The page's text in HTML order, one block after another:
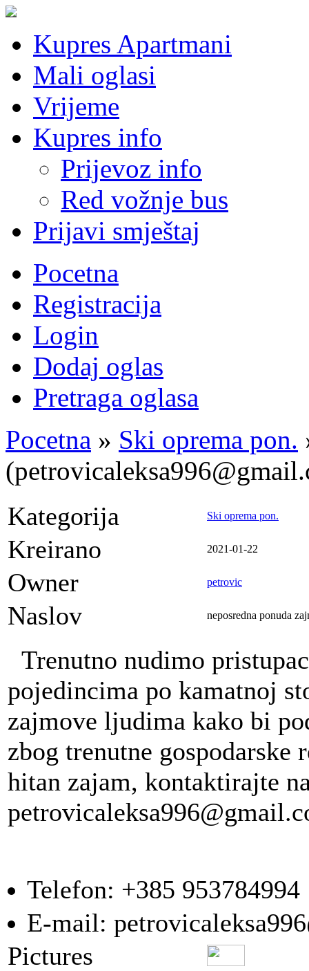
Kupres Apartmani
Mali oglasi
Vrijeme
Kupres info
Prijevoz info
Red vožnje bus
Prijavi smještaj
Pocetna
Registracija
Login
Dodaj oglas
Pretraga oglasa
Pocetna » Ski oprema pon.
Kategorija Ski oprema pon.
Kreirano 2021-01-22
Owner petrovic
Naslov neposredna ponuda
Trenutno nudimo
pojedincima po kamatnoj
zajmove ljudima kako bi
zbog trenutne
hitan zajam, kontaktirajte
Telefon: +385 953784994
E-mail:
Pictures